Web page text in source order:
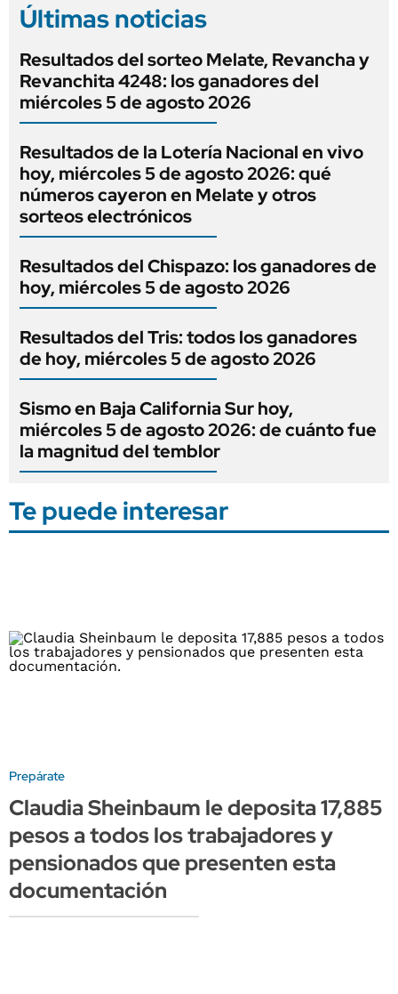
Últimas noticias
Resultados del sorteo Melate, Revancha y
Revanchita 4248: los ganadores del
miércoles 5 de agosto 2026
Resultados de la Lotería Nacional en vivo
hoy, miércoles 5 de agosto 2026: qué
números cayeron en Melate y otros
sorteos electrónicos
Resultados del Chispazo: los ganadores de
hoy, miércoles 5 de agosto 2026
Resultados del Tris: todos los ganadores
de hoy, miércoles 5 de agosto 2026
Sismo en Baja California Sur hoy,
miércoles 5 de agosto 2026: de cuánto fue
la magnitud del temblor
Te puede interesar
Prepárate
Claudia Sheinbaum le deposita 17,885
pesos a todos los trabajadores y
pensionados que presenten esta
documentación